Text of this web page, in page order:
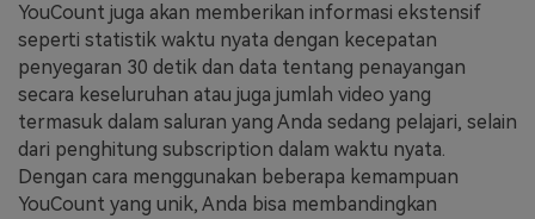
YouCount juga akan memberikan informasi ekstensif
seperti statistik waktu nyata dengan kecepatan
penyegaran 30 detik dan data tentang penayangan
secara keseluruhan atau juga jumlah video yang
termasuk dalam saluran yang Anda sedang pelajari, selain
dari penghitung subscription dalam waktu nyata.
Dengan cara menggunakan beberapa kemampuan
YouCount yang unik, Anda bisa membandingkan